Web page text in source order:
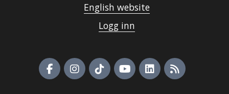
English website
Logg inn